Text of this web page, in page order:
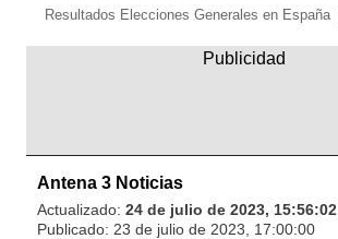
Resultados Elecciones Generales en España
Antena 3 Noticias
Actualizado: 24 de julio de 2023, 15:56:02
Publicado: 23 de julio de 2023, 17:00:00